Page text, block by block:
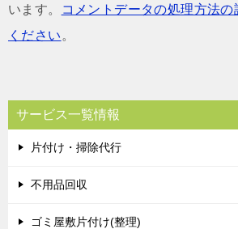
います。
コメントデータの処理方法
ください 。
サービス一覧情報
片付け・掃除代行
不用品回収
ゴミ屋敷片付け(整理)